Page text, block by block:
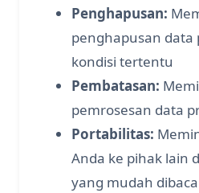
Penghapusan:
penghapusan data
kondisi tertentu
Pembatasan:
pemrosesan data
Portabilitas:
Anda ke pihak lain
yang mudah dibaca